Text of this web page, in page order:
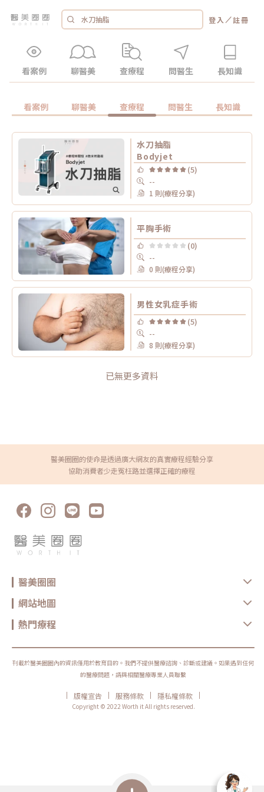
登入 ／註冊
看案例 聊醫美 查療程 問醫生 長知識
看案例 聊醫美 查療程 問醫生 長知識
水刀抽脂
Bodyjet
(5)
--
1 則(療程分享)
平胸手術
(0)
--
0 則(療程分享)
男性女乳症手術
(5)
--
8 則(療程分享)
已無更多資料
醫美圈圈的使命是透過廣大網友的真實療程經驗分享
協助消費者少走冤枉路並選擇正確的療程
醫美圈圈
網站地圖
熱門療程
刊載於醫美圈圈內的資訊僅用於教育目的。我們不提供醫療諮詢、診斷或建議。如果遇到任何
的醫療問題，請與相關醫療專業人員聯繫
| 版權宣告 | 服務條款 | 隱私權條款
|
Copyright © 2022 Worth it All rights reserved.